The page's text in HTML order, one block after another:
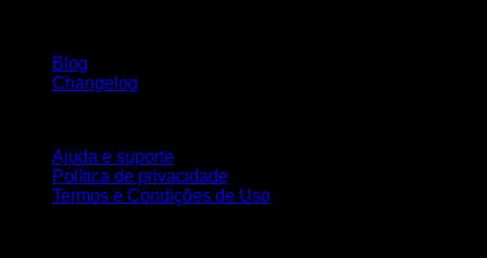
Blog
Changelog
Ajuda e suporte
Política de privacidade
Termos e Condições de Uso